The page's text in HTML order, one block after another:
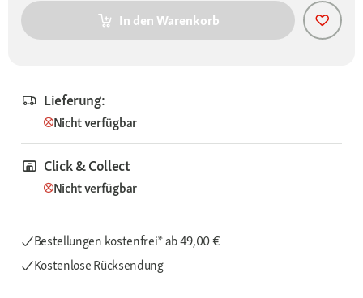
In den Warenkorb
Lieferung:
Nicht verfügbar
Click & Collect
Nicht verfügbar
Bestellungen kostenfrei*ab 49,00 €
Kostenlose Rücksendung